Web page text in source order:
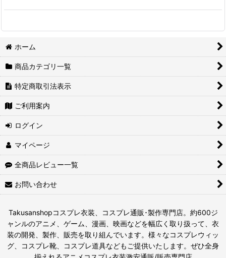
ホーム
商品カテゴリ一覧
特定商取引法表示
ご利用案内
ログイン
マイページ
全商品レビュー一覧
お問い合わせ
Takusanshopコスプレ衣装、コスプレ通販･製作専門店。約600ジ
ャンルのアニメ、ゲーム、漫画、映画などを幅広く取り扱って、衣
装の開発、製作、販売を取り組んでいます。様々なコスプレウィッ
グ、コスプレ靴、コスプレ道具などもご提供いたします。ぜひ全身